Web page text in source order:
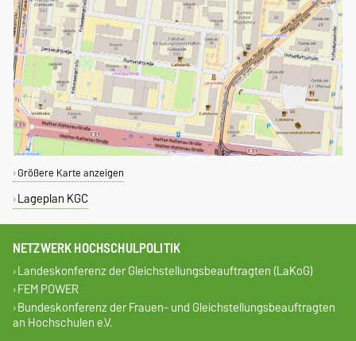
Größere Karte anzeigen
Lageplan KGC
NETZWERK HOCHSCHULPOLITIK
Landeskonferenz der Gleichstellungsbeauftragten (LaKoG)
FEM POWER
Bundeskonferenz der Frauen- und Gleichstellungsbeauftragten
an Hochschulen e.V.